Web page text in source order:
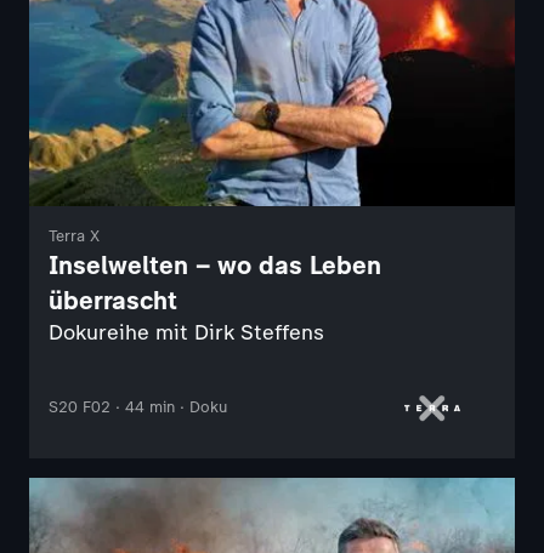
Terra X
Inselwelten – wo das Leben
überrascht
Dokureihe mit Dirk Steffens
S20 F02 · 44 min · Doku